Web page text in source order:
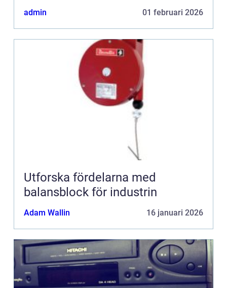
admin 01 februari 2026
Utforska fördelarna med
balansblock för industrin
Adam Wallin 16 januari 2026